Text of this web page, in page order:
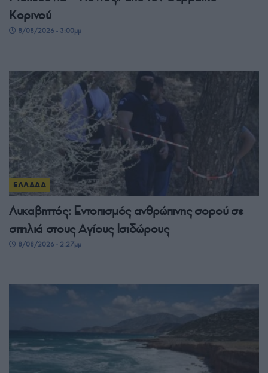
Κορινού
8/08/2026 - 3:00μμ
ΕΛΛΑΔΑ
Λυκαβηττός: Εντοπισμός ανθρώπινης σορού σε
σπηλιά στους Αγίους Ισιδώρους
8/08/2026 - 2:27μμ